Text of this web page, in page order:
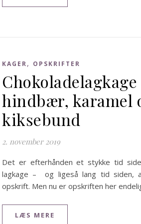
KAGER, OPSKRIFTER
hindbær, karamel
kiksebund
2. november 2019
Det er efterhånden et stykke tid
lagkage – og ligeså lang tid siden,
opskrift. Men nu er opskriften her
LÆS MERE